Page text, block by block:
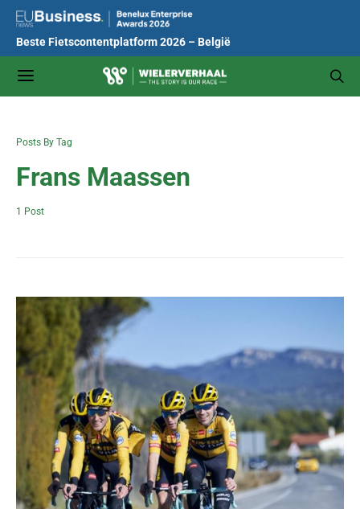
Beste Fietscontentplatform 2026 – België
Posts By Tag
Frans Maassen
1 Post